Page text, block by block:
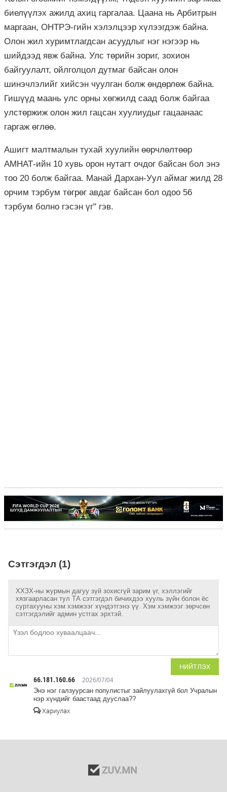
биелүүлэх ажилд ахиц гаргалаа. Цаана нь Арбитрын
маргаан, ОНТРЭ-гийн хэлэлцээр хүлээгдэж байна.
Олон жил хуримтлагдсан асуудлыг нэг нэгээр нь
шийдээд явж байна. Улс төрийн зориг, зохион
байгуулалт, ойлголцол дутмаг байсан олон
шинэчлэлийг хийсэн чуулган болж өндөрлөж байна.
Гишүүд маань улс орны хөгжилд саад болж байгаа
улстөржиж олон жил гацсан хуулиудыг гацаанаас
гаргаж өглөө.
Ашигт малтмалын тухай хуулийн өөрчлөлтөөр
АМНАТ-ийн 10 хувь орон нутагт очдог байсан бол энэ
тоо 20 болж байгаа. Манай Дархан-Уул аймаг жилд 28
орчим тэрбум төгрөг авдаг байсан бол одоо 56
тэрбум болно гэсэн үг" гэв.
Сэтгэгдэл (1)
ХХЗХ-ны журмын дагуу зүй зохисгүй зарим үг, хэллэгийг
хязгаарласан тул ТА сэтгэгдэл бичихдээ хууль зүйн болон ёс
суртахууны хэм хэмжээг хүндэтгэнэ үү. Хэм хэмжээг зөрчсөн
сэтгэгдэлийг админ устгах эрхтэй.
НИЙТЛЭХ
66.181.160.66 2026/07/04
Энэ нэг галзуурсан популистыг зайлуулахгүй бол Учралын
нэр хүндийг баастаад дууслаа??
Хариулах